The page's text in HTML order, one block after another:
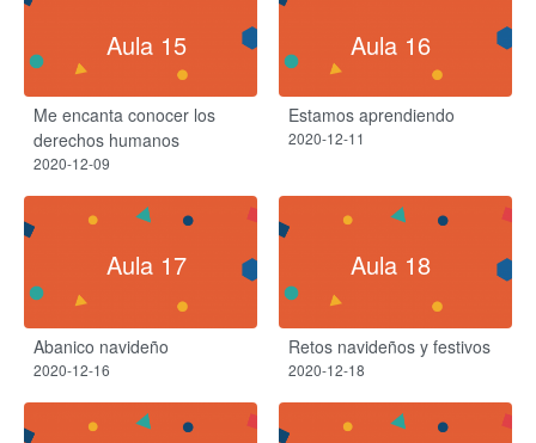
Aula 15
Me encanta conocer los
derechos humanos
2020-12-09
Aula 16
Estamos aprendiendo
2020-12-11
Aula 17
Abanico navideño
2020-12-16
Aula 18
Retos navideños y festivos
2020-12-18